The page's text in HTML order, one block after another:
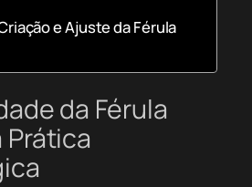
e Ajuste da Férula
da Férula
Prática